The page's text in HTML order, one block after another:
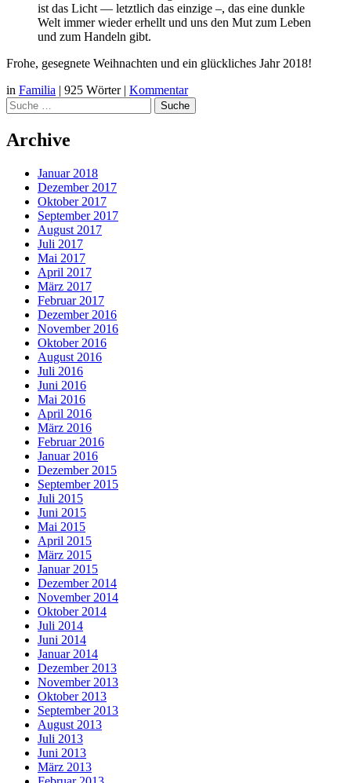
ist das Licht — letztlich das einzige –, das eine dunkle
Welt immer wieder erhellt und uns den Mut zum Leben
und zum Handeln gibt.
Frohe, gesegnete Weihnachten und ein glückliches Jahr 2018!
in Familia | 925 Wörter | Kommentar
Suche
Archive
Januar 2018
Dezember 2017
Oktober 2017
September 2017
August 2017
Juli 2017
Mai 2017
April 2017
März 2017
Februar 2017
Dezember 2016
November 2016
Oktober 2016
August 2016
Juli 2016
Juni 2016
Mai 2016
April 2016
März 2016
Februar 2016
Januar 2016
Dezember 2015
September 2015
Juli 2015
Juni 2015
Mai 2015
April 2015
März 2015
Januar 2015
Dezember 2014
November 2014
Oktober 2014
Juli 2014
Juni 2014
Januar 2014
Dezember 2013
November 2013
Oktober 2013
September 2013
August 2013
Juli 2013
Juni 2013
März 2013